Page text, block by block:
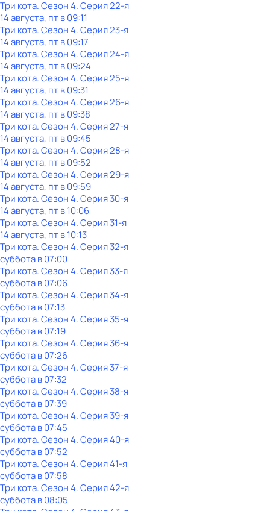
Три кота. Сезон 4. Серия 22-я
14 августа, пт в 09:11
Три кота. Сезон 4. Серия 23-я
14 августа, пт в 09:17
Три кота. Сезон 4. Серия 24-я
14 августа, пт в 09:24
Три кота. Сезон 4. Серия 25-я
14 августа, пт в 09:31
Три кота. Сезон 4. Серия 26-я
14 августа, пт в 09:38
Три кота. Сезон 4. Серия 27-я
14 августа, пт в 09:45
Три кота. Сезон 4. Серия 28-я
14 августа, пт в 09:52
Три кота. Сезон 4. Серия 29-я
14 августа, пт в 09:59
Три кота. Сезон 4. Серия 30-я
14 августа, пт в 10:06
Три кота. Сезон 4. Серия 31-я
14 августа, пт в 10:13
Три кота. Сезон 4. Серия 32-я
субботав07:00
Три кота. Сезон 4. Серия 33-я
субботав07:06
Три кота. Сезон 4. Серия 34-я
субботав07:13
Три кота. Сезон 4. Серия 35-я
субботав07:19
Три кота. Сезон 4. Серия 36-я
субботав07:26
Три кота. Сезон 4. Серия 37-я
субботав07:32
Три кота. Сезон 4. Серия 38-я
субботав07:39
Три кота. Сезон 4. Серия 39-я
субботав07:45
Три кота. Сезон 4. Серия 40-я
субботав07:52
Три кота. Сезон 4. Серия 41-я
субботав07:58
Три кота. Сезон 4. Серия 42-я
субботав08:05